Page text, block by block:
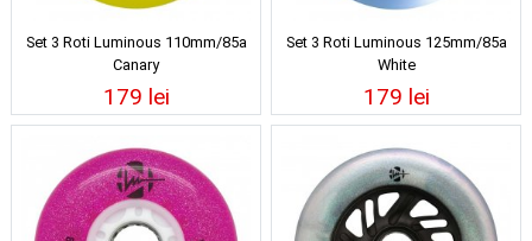
Set 3 Roti Luminous 110mm/85a
Canary
179 lei
Set 3 Roti Luminous 125mm/85a
White
179 lei